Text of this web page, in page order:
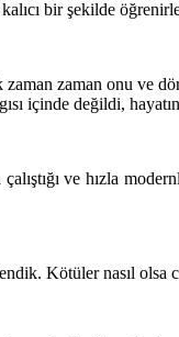
bir şekilde
zaman onu ve
içinde değildi,
ve hızla
Kötüler nasıl olsa